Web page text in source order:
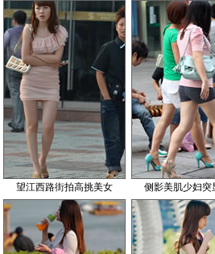
望江西路街拍高挑美女 侧影美肌少妇突